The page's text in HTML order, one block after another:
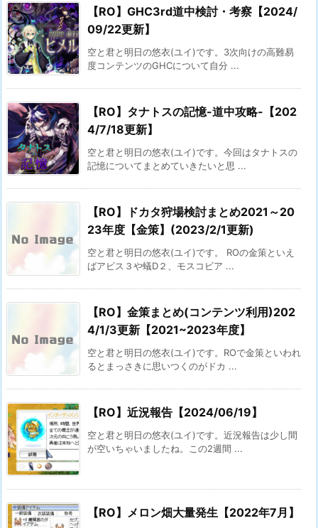
【RO】GHC3rd道中検討・考察【2024/
09/22更新】
空と君と明日の悠衣(ユイ)です。3次向けの高難易
度コンテンツのGHCについて自分 ...
【RO】タナトスの記憶-道中攻略-【202
4/7/18更新】
空と君と明日の悠衣(ユイ)です。今回はタナトスの
記憶についてまとめていきたいと思 ...
【RO】ドカタ狩場検討まとめ2021～20
23年度【金策】(2023/2/1更新)
空と君と明日の悠衣(ユイ)です。 ROの金策といえ
ばアビス３や蟻D２、モスコビア ...
【RO】金策まとめ(コンテンツ利用)202
4/1/3更新【2021~2023年度】
空と君と明日の悠衣(ユイ)です。ROで金策といわれ
るとまっさきに思いつくのがドカ ...
【RO】近況報告【2024/06/19】
空と君と明日の悠衣(ユイ)です。近況報告は少し間
が空いちゃいましたね。この2週間 ...
【RO】メロン畑大量発生【2022年7月】